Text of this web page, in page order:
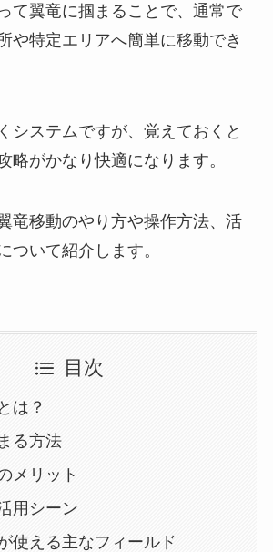
て翼竜に掴まることで、通常で
や特定エリアへ簡単に移動でき
システムですが、覚えておくと
略がかなり快適になります。
竜移動のやり方や操作方法、活
ついて紹介します。
目次
は？
る方法
メリット
用シーン
使える主なフィールド